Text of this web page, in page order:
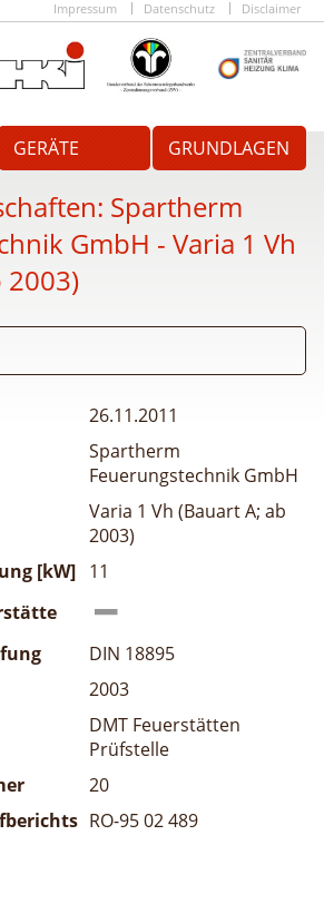
Impressum Datenschutz Disclaimer
GERÄTE GRUNDLAGEN
Spartherm
GmbH - Varia 1 Vh
2003)
26.11.2011
Spartherm
Feuerungstechnik GmbH
Varia 1 Vh (Bauart A; ab
2003)
[kW] 11
DIN 18895
2003
DMT Feuerstätten
Prüfstelle
20
RO-95 02 489